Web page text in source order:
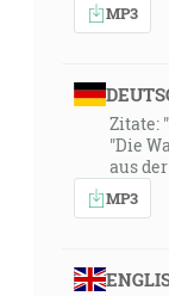
MP3
Zitate:
"Die
aus
MP3